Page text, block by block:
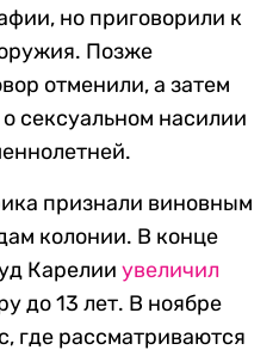
но приговорили к
Позже
отменили, а затем
сексуальном насилии
признали виновным
колонии. В конце
Карелии увеличил
до 13 лет. В ноябре
где рассматриваются